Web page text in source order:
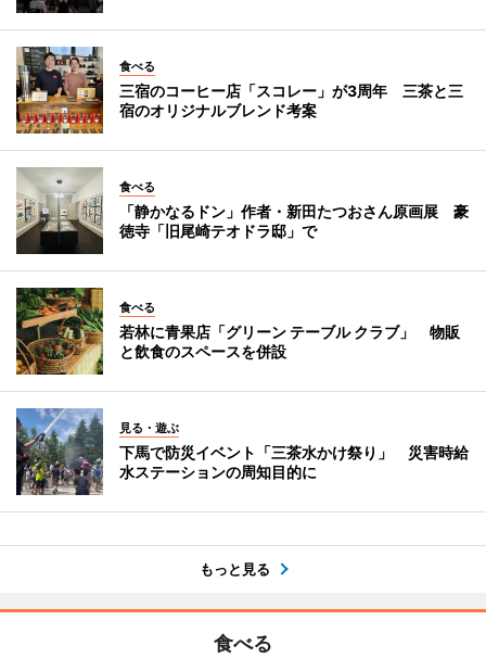
食べる
三宿のコーヒー店「スコレー」が3周年 三茶と三
宿のオリジナルブレンド考案
食べる
「静かなるドン」作者・新田たつおさん原画展 豪
徳寺「旧尾崎テオドラ邸」で
食べる
若林に青果店「グリーン テーブル クラブ」 物販
と飲食のスペースを併設
見る・遊ぶ
下馬で防災イベント「三茶水かけ祭り」 災害時給
水ステーションの周知目的に
もっと見る
食べる